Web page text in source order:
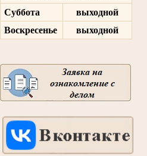
Суббота
выходной
Воскресенье
выходной